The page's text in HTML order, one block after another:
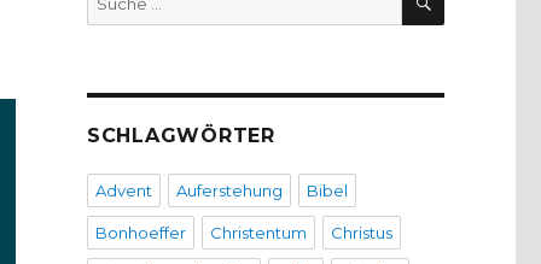
nach:
SCHLAGWÖRTER
Advent Auferstehung Bibel
Bonhoeffer Christentum Christus